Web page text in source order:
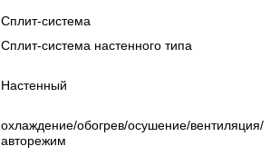
Сплит-система
Cплит-система настенного типа
Настенный
охлаждение/обогрев/осушение/вентиляция/
авторежим